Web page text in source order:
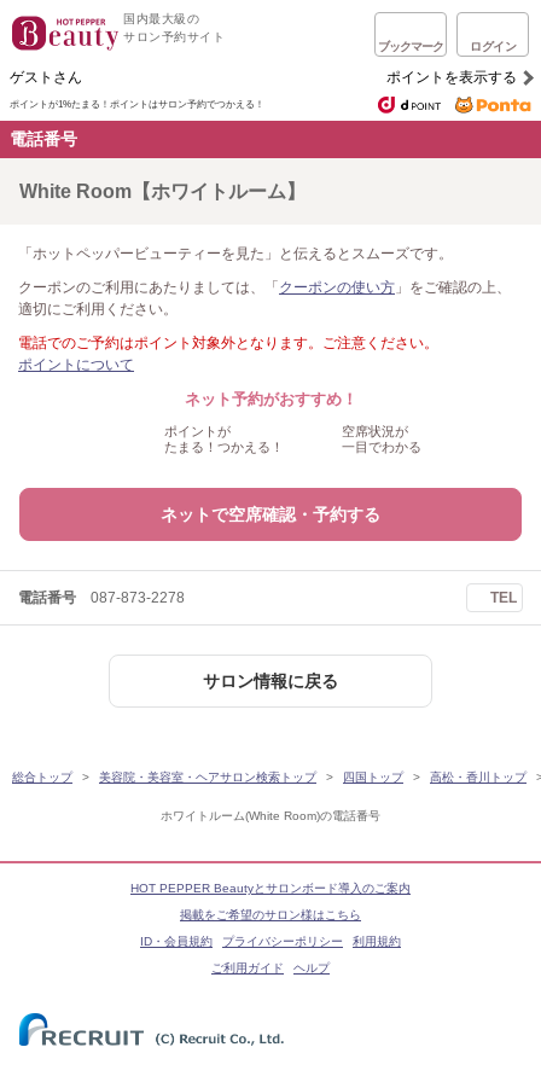
国内最大級の
サロン予約サイト
ブックマーク ログイン
ゲストさん ポイントを表示する
ポイントが1%たまる！ ポイントはサロン予約でつかえる！
電話番号
ホワイトルーム(White Room)の電話番号
White Room【ホワイトルーム】
「ホットペッパービューティーを見た」と伝えるとスムーズです。
クーポンのご利用にあたりましては、「 クーポンの使い方 」をご確認の上、
適切にご利用ください。
電話でのご予約はポイント対象外となります。ご注意ください。
ポイントについて
ネット予約がおすすめ！
ポイントが
たまる！つかえる！
空席状況が
一目でわかる
ネットで空席確認・予約する
電話番号 087-873-2278 TEL
サロン情報に戻る
総合トップ 美容院・美容室・ヘアサロン検索トップ 四国トップ 高松・香川トップ
HOT PEPPER Beautyとサロンボード導入のご案内
掲載をご希望のサロン様はこちら
ID・会員規約
プライバシーポリシー
利用規約
ご利用ガイド
ヘルプ